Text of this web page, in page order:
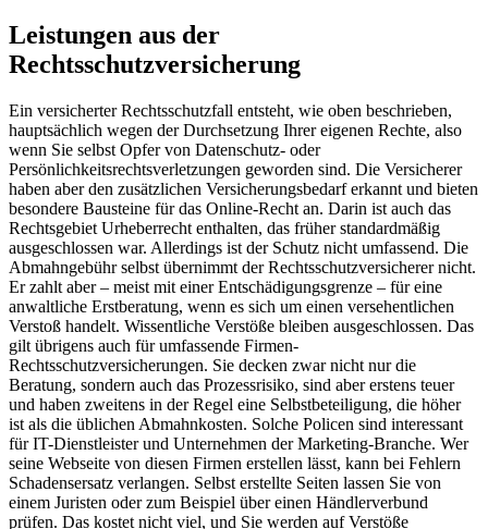
Leistungen aus der
Rechtsschutzversicherung
Ein versicherter Rechtsschutzfall entsteht, wie oben beschrieben,
hauptsächlich wegen der Durchsetzung Ihrer eigenen Rechte, also
wenn Sie selbst Opfer von Datenschutz- oder
Persönlichkeitsrechtsverletzungen geworden sind. Die Versicherer
haben aber den zusätzlichen Versicherungsbedarf erkannt und bieten
besondere Bausteine für das Online-Recht an. Darin ist auch das
Rechtsgebiet Urheberrecht enthalten, das früher standardmäßig
ausgeschlossen war. Allerdings ist der Schutz nicht umfassend. Die
Abmahngebühr selbst übernimmt der Rechtsschutzversicherer nicht.
Er zahlt aber – meist mit einer Entschädigungsgrenze – für eine
anwaltliche Erstberatung, wenn es sich um einen versehentlichen
Verstoß handelt. Wissentliche Verstöße bleiben ausgeschlossen. Das
gilt übrigens auch für umfassende Firmen-
Rechtsschutzversicherungen. Sie decken zwar nicht nur die
Beratung, sondern auch das Prozessrisiko, sind aber erstens teuer
und haben zweitens in der Regel eine Selbstbeteiligung, die höher
ist als die üblichen Abmahnkosten. Solche Policen sind interessant
für IT-Dienstleister und Unternehmen der Marketing-Branche. Wer
seine Webseite von diesen Firmen erstellen lässt, kann bei Fehlern
Schadensersatz verlangen. Selbst erstellte Seiten lassen Sie von
einem Juristen oder zum Beispiel über einen Händlerverbund
prüfen. Das kostet nicht viel, und Sie werden auf Verstöße